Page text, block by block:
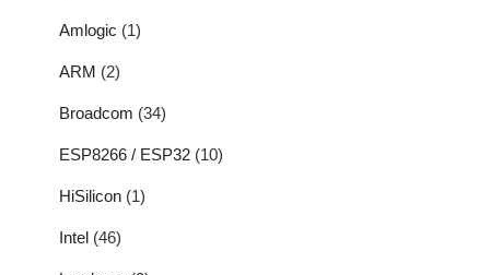
Amlogic (1)
ARM (2)
Broadcom (34)
ESP8266 / ESP32 (10)
HiSilicon (1)
Intel (46)